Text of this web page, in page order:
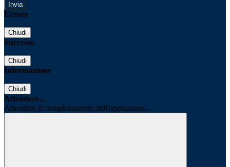
Errore
Chiudi
Successo
Chiudi
Informazione
Chiudi
Attendere...
Attendere il completamento dell'operazione...